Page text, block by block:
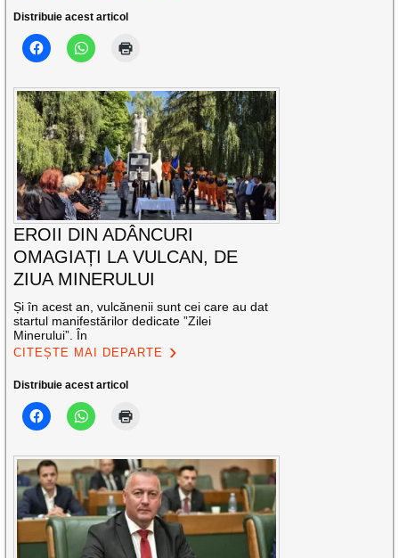
Distribuie acest articol
EROII DIN ADÂNCURI
OMAGIAȚI LA VULCAN, DE
ZIUA MINERULUI
Și în acest an, vulcănenii sunt cei care au dat
startul manifestărilor dedicate ”Zilei
Minerului”. În
CITEȘTE MAI DEPARTE
Distribuie acest articol